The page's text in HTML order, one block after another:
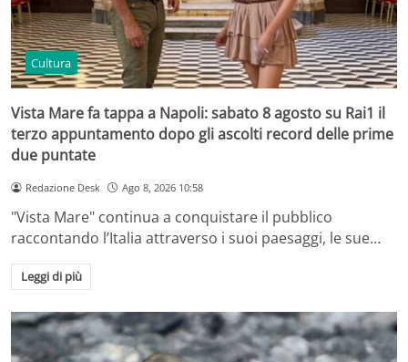
Cultura
Vista Mare fa tappa a Napoli: sabato 8 agosto su Rai1 il
terzo appuntamento dopo gli ascolti record delle prime
due puntate
Redazione Desk Ago 8, 2026 10:58
"Vista Mare" continua a conquistare il pubblico
raccontando l’Italia attraverso i suoi paesaggi, le sue…
Leggi di più